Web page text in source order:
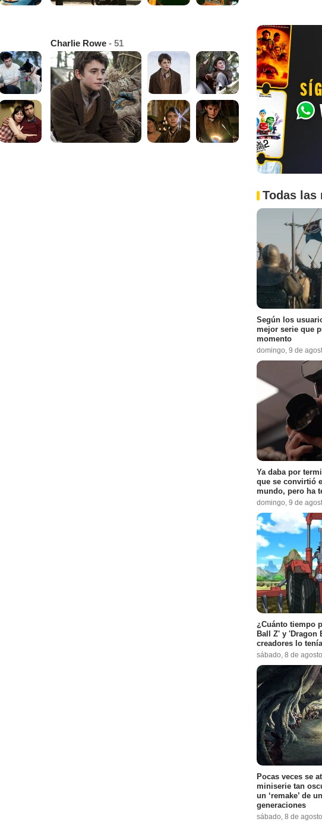
Charlie Rowe - 51
Todas las
Según los
mejor serie que
momento
domingo, 9 de
Ya daba por
que se convirtió
mundo, pero ha
domingo, 9 de
¿Cuánto tiempo
Ball Z' y 'Dragon
creadores lo
sábado, 8 de
Pocas veces se
miniserie tan
un ‘remake’ de
generaciones
sábado, 8 de